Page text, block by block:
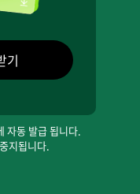
기
자동 발급 됩니다.
지됩니다.